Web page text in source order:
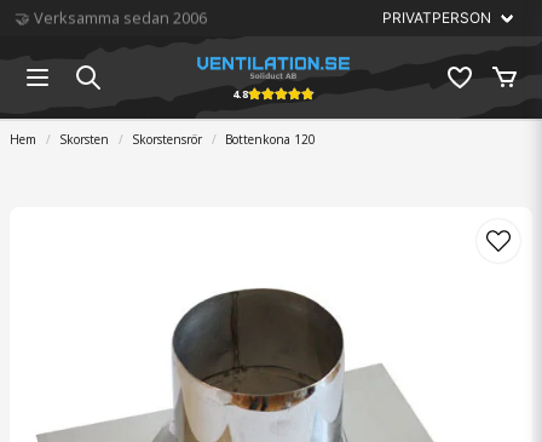
🏆 Störst på ventilation
4.8
Hem Skorsten Skorstensrör Bottenkona 120